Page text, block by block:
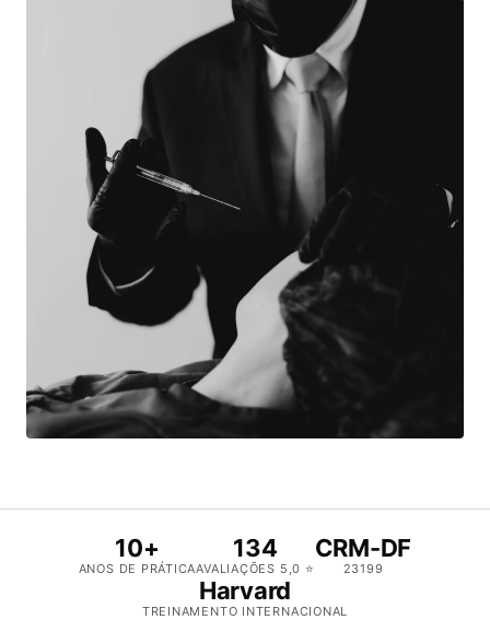
10+
ANOS DE PRÁTICA
134
AVALIAÇÕES 5,0 ⭐
CRM-DF
23199
Harvard
TREINAMENTO INTERNACIONAL